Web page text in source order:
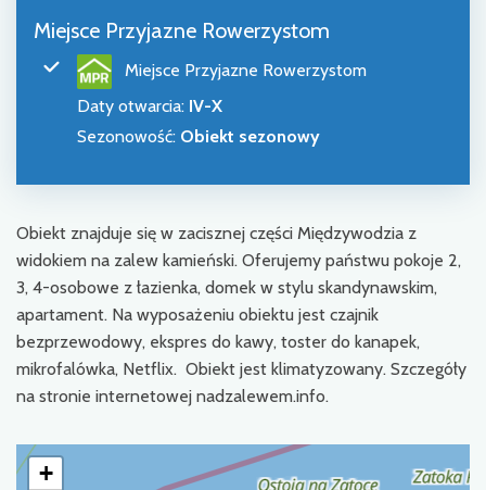
Miejsce Przyjazne Rowerzystom
Miejsce Przyjazne Rowerzystom
Daty otwarcia: IV-X
Sezonowość: Obiekt sezonowy
Obiekt znajduje się w zacisznej części Międzywodzia z
widokiem na zalew kamieński. Oferujemy państwu pokoje 2,
3, 4-osobowe z łazienka, domek w stylu skandynawskim,
apartament. Na wyposażeniu obiektu jest czajnik
bezprzewodowy, ekspres do kawy, toster do kanapek,
mikrofalówka, Netflix. Obiekt jest klimatyzowany. Szczegóły
na stronie internetowej nadzalewem.info.
+